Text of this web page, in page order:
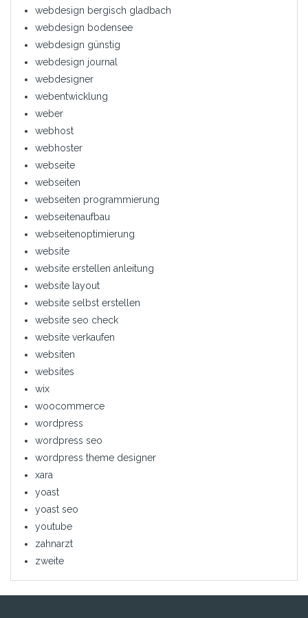
webdesign bergisch gladbach
webdesign bodensee
webdesign günstig
webdesign journal
webdesigner
webentwicklung
weber
webhost
webhoster
webseite
webseiten
webseiten programmierung
webseitenaufbau
webseitenoptimierung
website
website erstellen anleitung
website layout
website selbst erstellen
website seo check
website verkaufen
websiten
websites
wix
woocommerce
wordpress
wordpress seo
wordpress theme designer
xara
yoast
yoast seo
youtube
zahnarzt
zweite